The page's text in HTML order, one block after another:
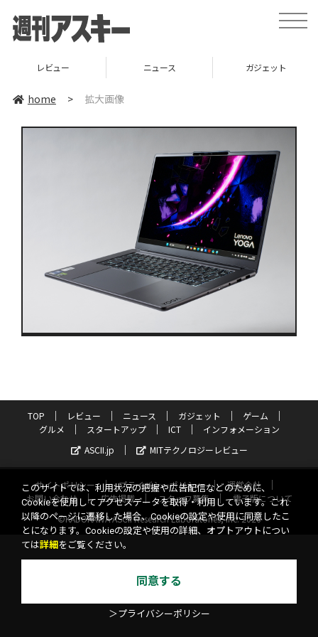
toggle
レビュー ニュース ガジェット
home > 拡大画像
TOP レビュー ニュース ガジェット
ゲーム
グルメ
スタートアップ ICT
インフォメーション
ASCII.jp
MITテクノロジーレビュー
サイトポリシー プライバシーポリシー
運営会社
お問い合わせ
広告掲載 スタッフ募集
電子版について
©KADOKAWA ASCII Research Laboratories, Inc. 2026
このサイトでは、利用状況の把握や広告配信などのために、
Cookieを使用してアクセスデータを取得・利用しています。これ
以降のページに遷移した場合、Cookieの設定や使用に同意したこ
とになります。Cookieの設定や使用の詳細、オプトアウトについ
ては詳細 をご覧ください。
同意する
＞プライバシーポリシー